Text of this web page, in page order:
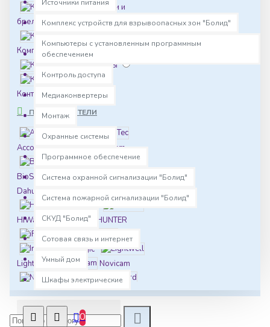
Источники питания
Комплекс устройств для взрывоопасных зон "Болид"
Компьютеры с установленным программным
обеспечением
Контроль доступа
Медиаконвертеры
Монтаж
Охранные системы
Программное обеспечение
Система охранной сигнализации "Болид"
Система пожарной сигнализации "Болид"
СКУД "Болид"
Сотовая связь и интернет
Умный дом
Шкафы электрические
Ключи и
брелки
Кнопки
Комплектующие
Комплекты
Контроллеры СКУД
Оборудование
Охранная сигнализация
Проходные и турникеты
Сетевые контроллеры
Считыватели
Терминалы
ПРОИЗВОДИТЕЛИ
Abloy
AccordTec
AltCam
BAS-IP
BioSmart
Bolid
Dahua
Hikvision
HiWatch
HUNTER
Ironlogic
Lightwell
Novicam
Novilock
Oxgard
Parsec
PERCo
Sigur
Slinex 0